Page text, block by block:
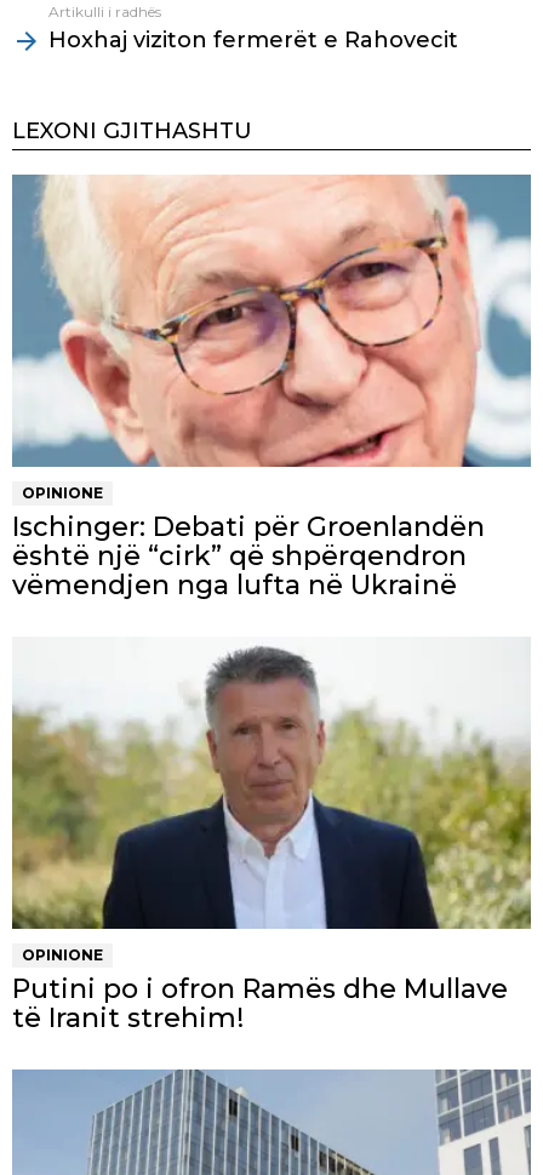
Artikulli i radhës
Hoxhaj viziton fermerët e Rahovecit
LEXONI GJITHASHTU
OPINIONE
Ischinger: Debati për Groenlandën
është një “cirk” që shpërqendron
vëmendjen nga lufta në Ukrainë
OPINIONE
Putini po i ofron Ramës dhe Mullave
të Iranit strehim!